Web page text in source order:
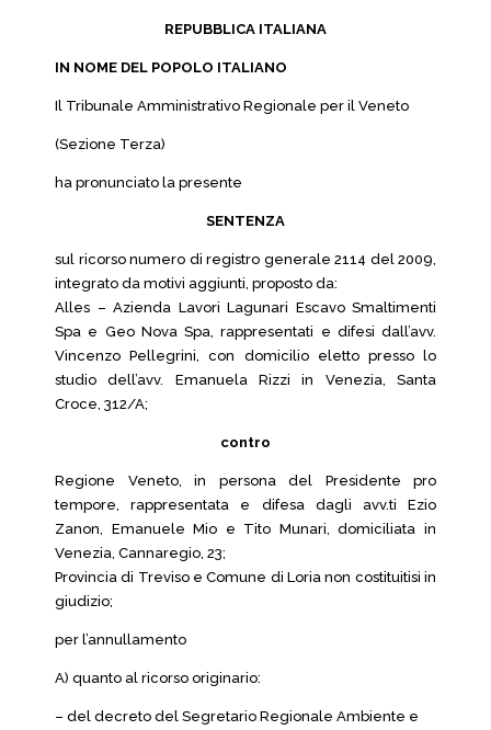
REPUBBLICA ITALIANA
IN NOME DEL POPOLO ITALIANO
Il Tribunale Amministrativo Regionale per il Veneto
(Sezione Terza)
ha pronunciato la presente
SENTENZA
sul ricorso numero di registro generale 2114 del 2009,
integrato da motivi aggiunti, proposto da:
Alles – Azienda Lavori Lagunari Escavo Smaltimenti
Spa e Geo Nova Spa, rappresentati e difesi dall’avv.
Vincenzo Pellegrini, con domicilio eletto presso lo
studio dell’avv. Emanuela Rizzi in Venezia, Santa
Croce, 312/A;
contro
Regione Veneto, in persona del Presidente pro
tempore, rappresentata e difesa dagli avv.ti Ezio
Zanon, Emanuele Mio e Tito Munari, domiciliata in
Venezia, Cannaregio, 23;
Provincia di Treviso e Comune di Loria non costituitisi in
giudizio;
per l’annullamento
A) quanto al ricorso originario:
– del decreto del Segretario Regionale Ambiente e